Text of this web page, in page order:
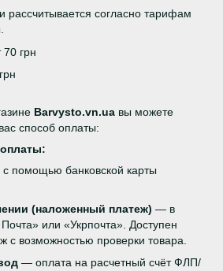
рассчитывается согласно тарифам
грн
Barvysto.vn.ua вы можете
способ оплаты:
помощью банковской карты
(наложенный платеж) — в
или «Укрпочта». Доступен
с возможностью проверки товара.
— оплата на расчетный счёт ФЛП/